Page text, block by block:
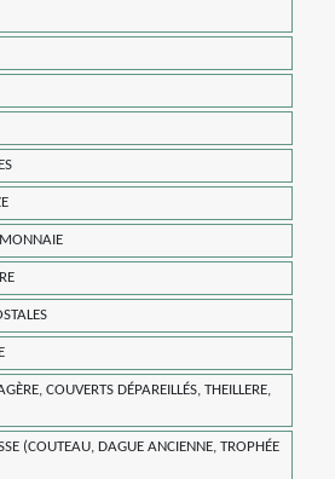
MONNAIE
COUVERTS DÉPAREILLÉS, THEILLERE,
(COUTEAU, DAGUE ANCIENNE, TROPHÉE